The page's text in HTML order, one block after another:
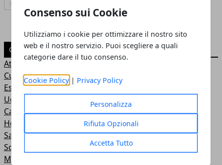
Consenso sui Cookie
Utilizziamo i cookie per ottimizzare il nostro sito
web e il nostro servizio. Puoi scegliere a quali
categorie dare il tuo consenso.
Cookie Policy | Privacy Policy
Personalizza
Rifiuta Opzionali
Accetta Tutto
Articolo Successivo
CATEGORIE
Attualità
Cucina
Esteri
Uomini e Donne
Casa e ambiente
Home
Salute
Scienza e tecnologia
Musica